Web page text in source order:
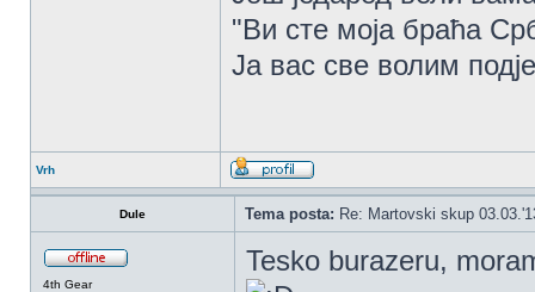
"Ви сте моја браћа
Ја вас све волим
Vrh
Dule Tema posta: Re: Martovski skup
4th Gear
Tesko burazeru,